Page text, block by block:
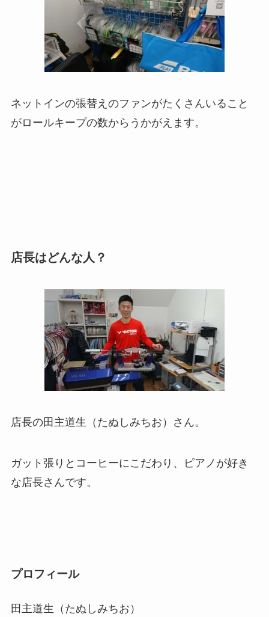
ネットインの張替えのファンがたくさんいること
がロールキープの数からうかがえます。
店長はどんな人？
店長の田主道生（たぬしみちお）さん。
ガット張りとコーヒーにこだわり、ピアノが好き
な店長さんです。
プロフィール
田主道生（たぬしみちお）